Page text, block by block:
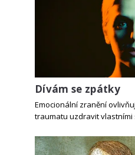
Dívám se zpátky
Emocionální zranění
traumatu uzdravit vlastními